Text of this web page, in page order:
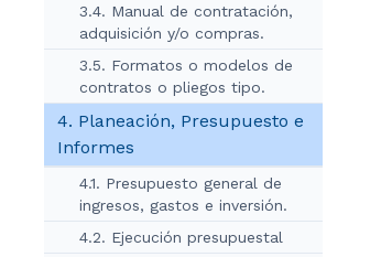
3.4. Manual de contratación,
adquisición y/o compras.
3.5. Formatos o modelos de
contratos o pliegos tipo.
4. Planeación, Presupuesto e
Informes
4.1. Presupuesto general de
ingresos, gastos e inversión.
4.2. Ejecución presupuestal